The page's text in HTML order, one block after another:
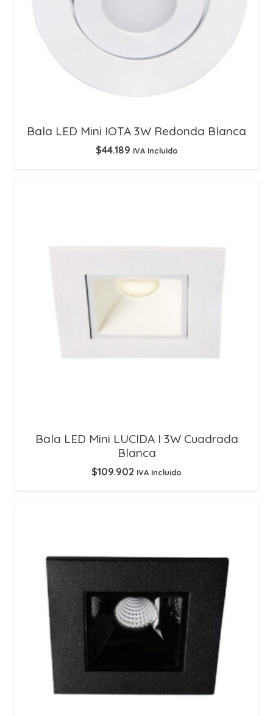
Bala LED Mini IOTA 3W Redonda Blanca
$44.189 IVA Incluido
Bala LED Mini LUCIDA I 3W Cuadrada
Blanca
$109.902 IVA Incluido